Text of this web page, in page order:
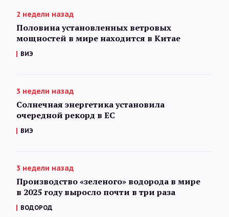
2 недели назад
Половина установленных ветровых
мощностей в мире находится в Китае
ВИЭ
3 недели назад
Солнечная энергетика установила
очередной рекорд в ЕС
ВИЭ
3 недели назад
Производство «зеленого» водорода в мире
в 2025 году выросло почти в три раза
ВОДОРОД